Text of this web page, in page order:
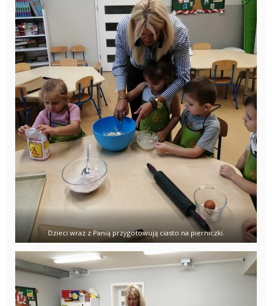
Dzieci wraz z Panią przygotowują ciasto na pierniczki.